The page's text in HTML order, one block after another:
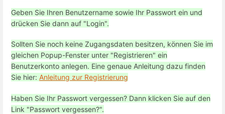
Geben Sie Ihren Benutzername sowie Ihr Passwort ein und
drücken Sie dann auf "Login".
Sollten Sie noch keine Zugangsdaten besitzen, können Sie im
gleichen Popup-Fenster unter "Registrieren" ein
Benutzerkonto anlegen. Eine genaue Anleitung dazu finden
Sie hier: Anleitung zur Registrierung
Haben Sie Ihr Passwort vergessen? Dann klicken Sie auf den
Link "Passwort vergessen?".